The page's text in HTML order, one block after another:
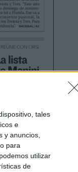
tales
e
y anuncios,
para
utilizar
de